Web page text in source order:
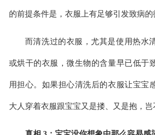
的前提条件是，衣服上有足够引发致病的
而清洗过的衣服，尤其是使用热水
或烘干的衣服，微生物的含量早已低于
用担心。如果担心清洗后的衣服让宝宝
大人穿着衣服跟宝宝又是搂、又是抱，岂